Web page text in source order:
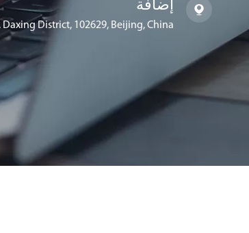
 إضافة
Daxing District, 102629, Beijing, China